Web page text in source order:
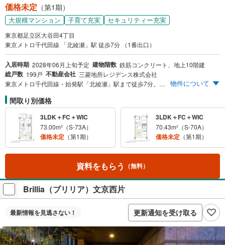
価格未定 （第1期）
大規模マンション 子育て充実 セキュリティー充実
東京都足立区大谷田4丁目
東京メトロ千代田線 「北綾瀬」駅 徒歩7分 （1番出口）
入居時期 2028年06月上旬予定 建物階数 鉄筋コンクリート、地上10階建
総戸数 199戸 不動産会社 三菱地所レジデンス株式会社
東京メトロ千代田線・始発駅「北綾瀬」駅まで徒歩7分。「大谷田公園」を臨むパークフロント、全199邸。2025年に整備完了した駅周辺地区まちづくりにより、北綾瀬駅前に「大型商業施設」が誕生。3LDK中心のゆとりあるプラン。ルーフバルコニーや専用テラス付き住戸などもご用意。 【エントリー受付中】 ※まず資料請求ボタンより、エントリーをお願い致します。スケジュールなどの最新情報をメール等でご案内いたします。
物件について
間取り別価格
3LDK＋FC＋WIC
73.00m²（S-73A）
価格未定 （第1期）
3LDK＋FC＋WIC
70.43m²（S-70A）
価格未定 （第1期）
資料をもらう （無料）
Brillia（ブリリア）文京西片
最新情報を見逃さない！ 更新通知を受け取る